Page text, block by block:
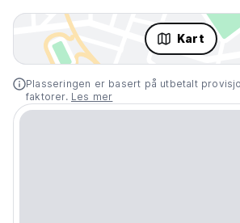
Kart
Plasseringen er basert på utbetalt
faktorer. Les mer